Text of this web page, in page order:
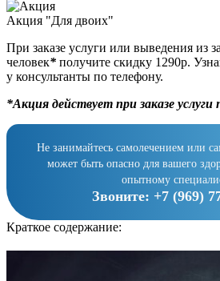
Акция "Для двоих"
При заказе услуги или выведения из
человек* получите скидку 1290р.
у консультанты по телефону.
*Акция действует при заказе услуги
Не занимайтесь самолечением или
может быть опасно для вашего
опытному
Звоните: +7 (969)
Краткое содержание: